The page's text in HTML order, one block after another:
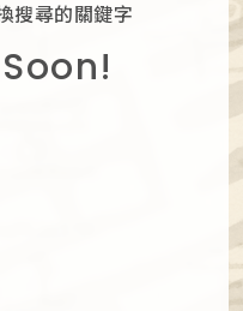
搜尋的關鍵字